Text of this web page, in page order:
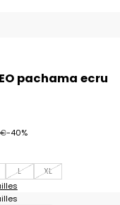
pachama ecru
-40%
L
XL